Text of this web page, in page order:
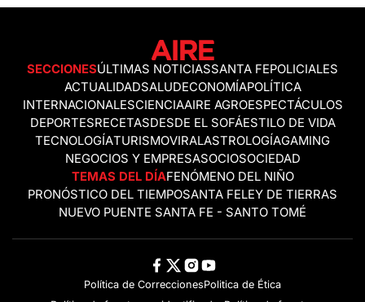
SECCIONESÚLTIMAS NOTICIASSANTA FEPOLICIALES
ACTUALIDADSALUDECONOMÍAPOLÍTICA
INTERNACIONALESCIENCIAAIRE AGROESPECTÁCULOS
DEPORTESRECETASDESDE EL SOFÁESTILO DE VIDA
TECNOLOGÍATURISMOVIRALASTROLOGÍAGAMING
NEGOCIOS Y EMPRESASOCIOSOCIEDAD
TEMAS DEL DÍAFENÓMENO DEL NIÑO
PRONÓSTICO DEL TIEMPOSANTA FELEY DE TIERRAS
NUEVO PUENTE SANTA FE - SANTO TOMÉ
Política de CorreccionesPolitica de Ética